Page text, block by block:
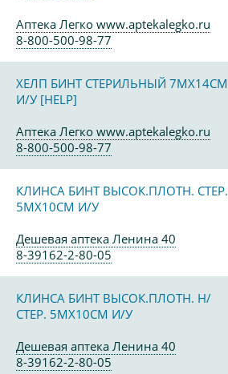
Аптека Легко www.aptekalegko.ru
8-800-500-98-77
ХЕЛП БИНТ СТЕРИЛЬНЫЙ 7МХ14СМ
И/У [HELP]
Аптека Легко www.aptekalegko.ru
8-800-500-98-77
КЛИНСА БИНТ ВЫСОК.ПЛОТН. СТЕР.
5МХ10СМ И/У
Дешевая аптека Ленина 40
8-39162-2-80-05
КЛИНСА БИНТ ВЫСОК.ПЛОТН. Н/
СТЕР. 5МХ10СМ И/У
Дешевая аптека Ленина 40
8-39162-2-80-05